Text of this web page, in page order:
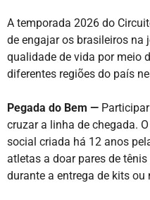
A temporada 2026 do
de engajar os brasileiros na
qualidade de vida por meio
diferentes regiões do país
Pegada do Bem —
cruzar a linha de chegada.
social criada há 12 anos
atletas a doar pares de
durante a entrega de kits ou